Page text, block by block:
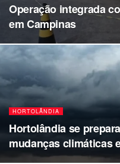
Operação integrada
em Campinas
HORTOLÂNDIA
Hortolândia se
mudanças climáticas